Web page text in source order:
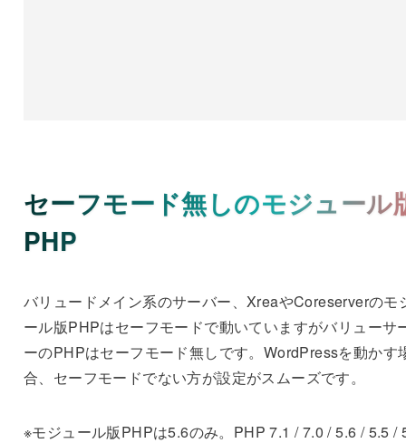
セーフモード無しのモジュール
PHP
バリュードメイン系のサーバー、XreaやCoreserverのモ
ール版PHPはセーフモードで動いていますがバリューサ
ーのPHPはセーフモード無しです。WordPressを動かす
合、セーフモードでない方が設定がスムーズです。
※モジュール版PHPは5.6のみ。PHP 7.1 / 7.0 / 5.6 / 5.5 /